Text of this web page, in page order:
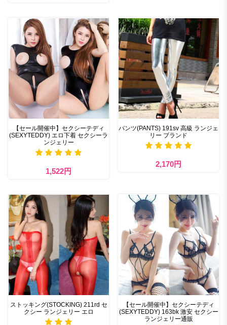
【セール開催中】セクシーテディ
(SEXYTEDDY) エロ下着 セクシーラ
ンジェリー
1,522円
パンツ(PANTS) 191sv 高級 ランジェ
リー ブランド
2,170円
ストッキング(STOCKING) 211rd セ
クシー ランジェリー エロ
【セール開催中】セクシーテディ
(SEXYTEDDY) 163bk 激安 セクシー
ランジェリー通販